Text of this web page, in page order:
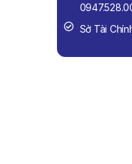
Sở Tài